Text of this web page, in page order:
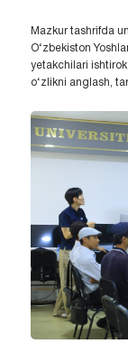
Mazkur tashrifda
O‘zbekiston
yetakchilari
o‘zlikni anglash,